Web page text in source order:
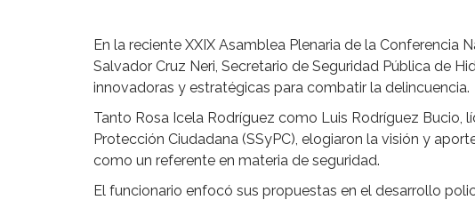
En la reciente XXIX Asamblea Plenaria de la Conferencia
Salvador Cruz Neri, Secretario de Seguridad Pública de
innovadoras y estratégicas para combatir la delincuencia.
Tanto Rosa Icela Rodríguez como Luis Rodríguez Bucio,
Protección Ciudadana (SSyPC), elogiaron la visión y
como un referente en materia de seguridad.
El funcionario enfocó sus propuestas en el desarrollo